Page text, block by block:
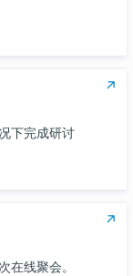
下完成研讨
线聚会。